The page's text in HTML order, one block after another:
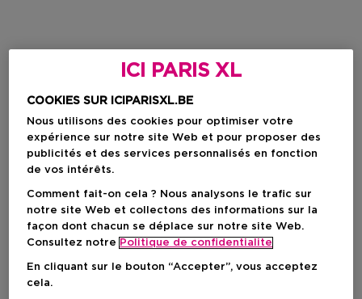
ICI PARIS XL
COOKIES SUR ICIPARISXL.BE
Nous utilisons des cookies pour optimiser votre
expérience sur notre site Web et pour proposer des
publicités et des services personnalisés en fonction
de vos intérêts.
Comment fait-on cela ? Nous analysons le trafic sur
notre site Web et collectons des informations sur la
façon dont chacun se déplace sur notre site Web.
Consultez notre Politique de confidentialite
En cliquant sur le bouton “Accepter”, vous acceptez
cela.